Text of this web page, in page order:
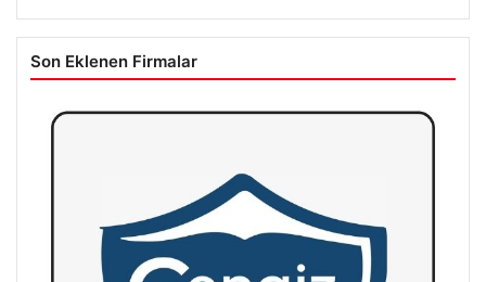
Son Eklenen Firmalar